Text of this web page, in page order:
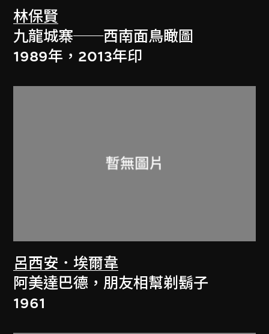
林保賢
九龍城寨──西南面鳥瞰圖
1989年，2013年印
呂西安．埃爾韋
阿美達巴德，朋友相幫剃鬍子
1961